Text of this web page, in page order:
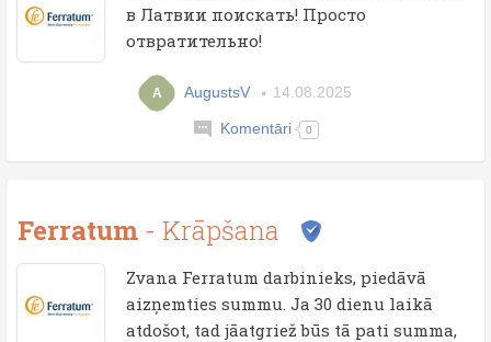
в Латвии поискать! Просто
отвратительно!
A AugustsV 14.08.2025
Komentāri 0
Ferratum - Krāpšana
Zvana Ferratum darbinieks, piedāvā
aizņemties summu. Ja 30 dienu laikā
atdošot, tad jāatgriež būs tā pati summa,